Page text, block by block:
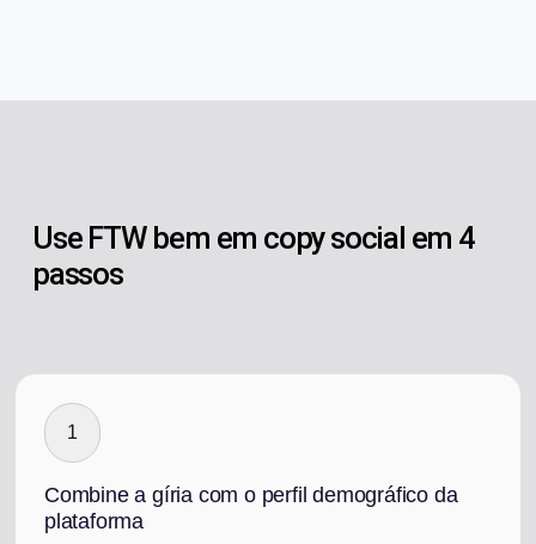
Use FTW bem em copy social em 4
passos
1
Combine a gíria com o perfil demográfico da
plataforma